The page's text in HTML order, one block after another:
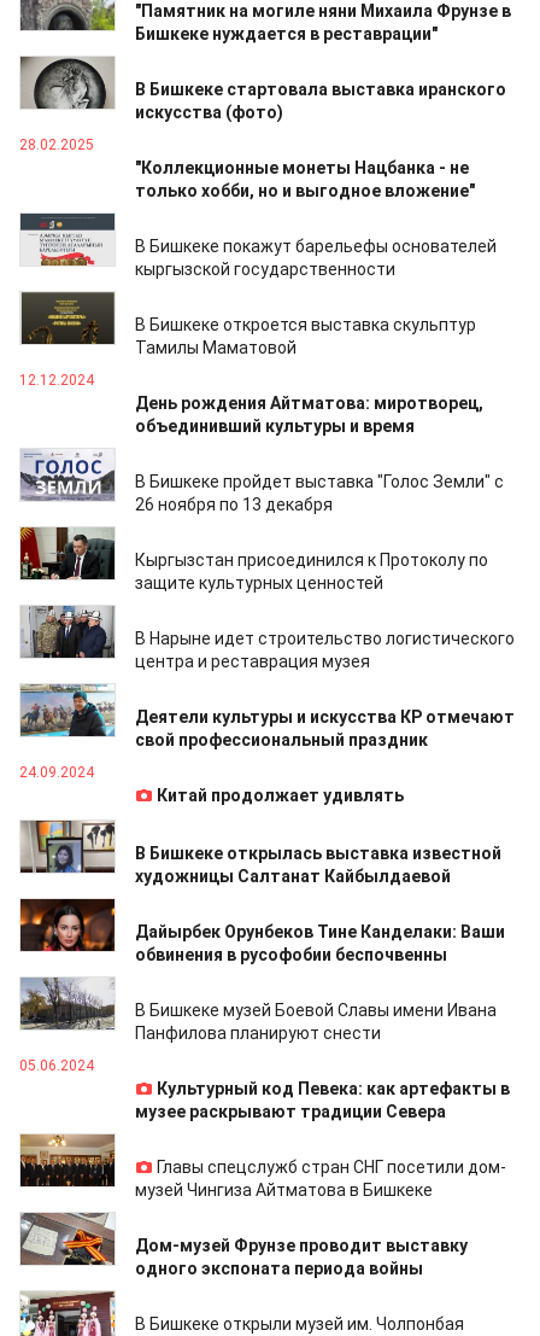
"Памятник на могиле няни Михаила Фрунзе в
Бишкеке нуждается в реставрации"
12.03.2025
В Бишкеке стартовала выставка иранского
искусства (фото)
28.02.2025
"Коллекционные монеты Нацбанка - не
только хобби, но и выгодное вложение"
01.02.2025
В Бишкеке покажут барельефы основателей
кыргызской государственности
15.12.2024
В Бишкеке откроется выставка скульптур
Тамилы Маматовой
12.12.2024
День рождения Айтматова: миротворец,
объединивший культуры и время
24.11.2024
В Бишкеке пройдет выставка "Голос Земли" с
26 ноября по 13 декабря
21.11.2024
Кыргызстан присоединился к Протоколу по
защите культурных ценностей
09.11.2024
В Нарыне идет строительство логистического
центра и реставрация музея
01.11.2024
Деятели культуры и искусства КР отмечают
свой профессиональный праздник
24.09.2024
Китай продолжает удивлять
12.09.2024
В Бишкеке открылась выставка известной
художницы Салтанат Кайбылдаевой
20.07.2024
Дайырбек Орунбеков Тине Канделаки: Ваши
обвинения в русофобии беспочвенны
16.07.2024
В Бишкеке музей Боевой Славы имени Ивана
Панфилова планируют снести
05.06.2024
Культурный код Певека: как артефакты в
музее раскрывают традиции Севера
26.05.2024
Главы спецслужб стран СНГ посетили дом-
музей Чингиза Айтматова в Бишкеке
11.05.2024
Дом-музей Фрунзе проводит выставку
одного экспоната периода войны
11.05.2024
В Бишкеке открыли музей им. Чолпонбая